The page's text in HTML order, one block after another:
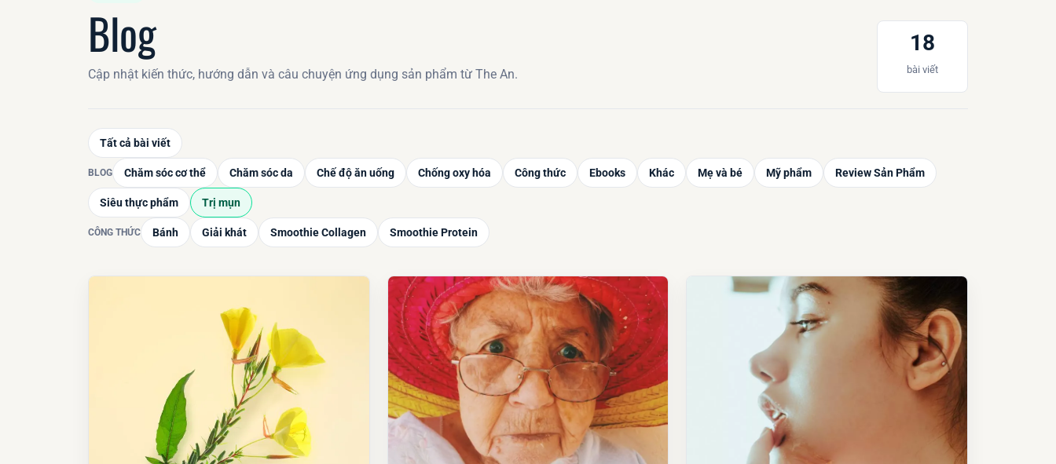
Blog
Cập nhật kiến thức, hướng dẫn và câu chuyện ứng dụng sản phẩm từ The An.
18
bài viết
Tất cả bài viết
BLOG Chăm sóc cơ thể Chăm sóc da Chế độ ăn uống Chống oxy hóa Công thức Ebooks Khác Mẹ và bé Mỹ phẩm Review Sản Phẩm
Siêu thực phẩm Trị mụn
CÔNG THỨC Bánh Giải khát Smoothie Collagen Smoothie Protein